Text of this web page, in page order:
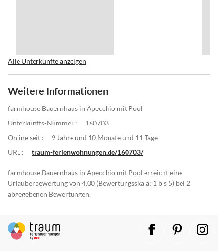
Alle Unterkünfte anzeigen
Weitere Informationen
farmhouse Bauernhaus in Apecchio mit Pool
Unterkunfts-Nummer :
160703
Online seit :
9 Jahre und 10 Monate und 11 Tage
URL :
traum-ferienwohnungen.de/160703/
farmhouse Bauernhaus in Apecchio mit Pool erreicht eine
Urlauberbewertung von 4.00 (Bewertungsskala: 1 bis 5) bei 2
abgegebenen Bewertungen.